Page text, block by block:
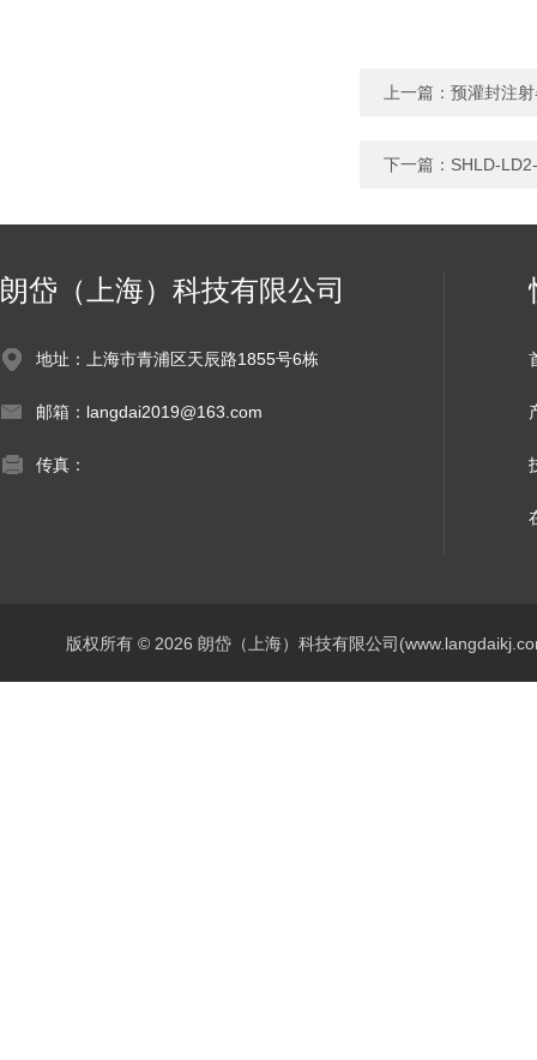
上一篇： 预灌封注
下一篇： SHLD-
朗岱（上海）科技有限公司
地址：上海市青浦区天辰路1855号6栋
邮箱：langdai2019@163.com
传真：
版权所有 © 2026 朗岱（上海）科技有限公司